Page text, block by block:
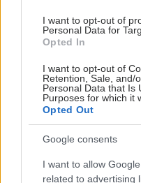
I want to opt-out of
Personal Data for
Opted In
I want to opt-out of
Retention, Sale, and/
Personal Data that Is
Purposes for which it
Opted Out
Google consents
I want to allow
related to advertising
Δίαιτα vegan χαμηλών
βάρους χωρίς να
[μελέτη]